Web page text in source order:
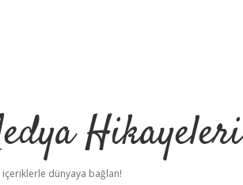
Hikayeleri
içeriklerle dünyaya bağlan!